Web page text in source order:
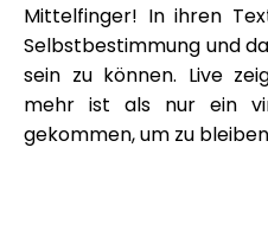
Mittelfinger! In ihren
Selbstbestimmung und
sein zu können. Live
mehr ist als nur ein
gekommen, um zu